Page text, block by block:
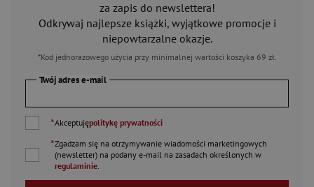
za zapis do newslettera!
Odkrywaj najlepsze książki, wyjątkowe promocje i
niepowtarzalne okazje.
*Kod jednorazowego użycia przy minimalnej wartości koszyka 69 zł.
Twój adres e-mail
*Akceptujępolitykę prywatności
*Zgadzam się na otrzymywanie wiadomości marketingowych
(newsletter) na podany e-mail na zasadach określonych w
regulaminie.